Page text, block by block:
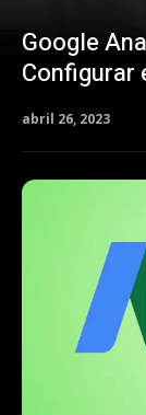
Google
Configurar
abril 26, 2023